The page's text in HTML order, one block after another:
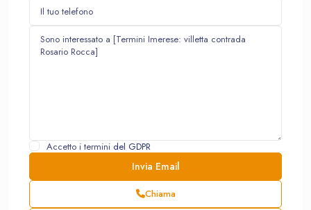
Accetto i termini del GDPR
Chiama